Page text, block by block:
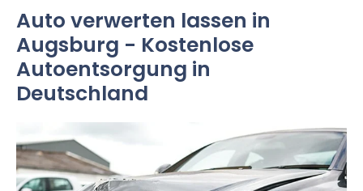
Auto verwerten lassen in
Augsburg - Kostenlose
Autoentsorgung in
Deutschland